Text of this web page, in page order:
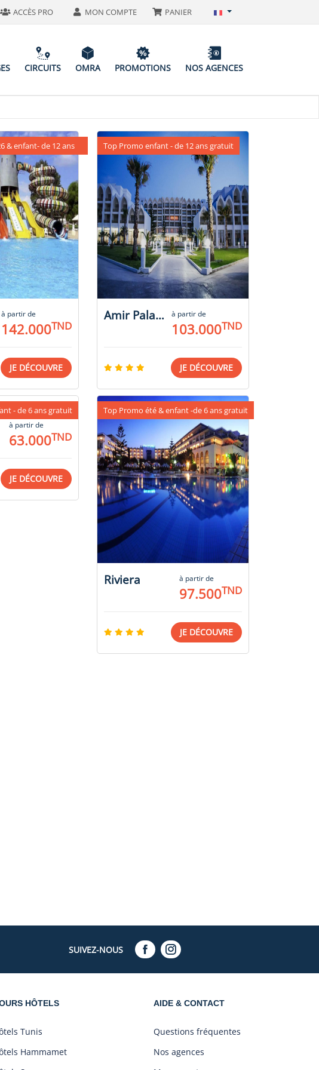
ACCÈS PRO MON COMPTE PANIER
CIRCUITS OMRA PROMOTIONS NOS AGENCES
à partir de
142.000TND
& enfant- de 12 ans
JE DÉCOUVRE
Amir Palace à partir de
103.000TND
Top Promo enfant - de 12 ans gratuit
JE DÉCOUVRE
à partir de
63.000TND
- de 6 ans gratuit
JE DÉCOUVRE
Riviera à partir de
97.500TND
Top Promo été & enfant -de 6 ans gratuit
JE DÉCOUVRE
SUIVEZ-NOUS
HÔTELS
Tunis
Hammamet
AIDE & CONTACT
Questions fréquentes
Nos agences